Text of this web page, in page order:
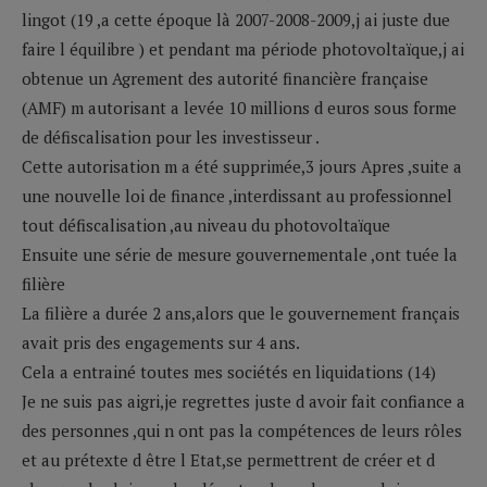
lingot (19 ,a cette époque là 2007-2008-2009,j ai juste due
faire l équilibre ) et pendant ma période photovoltaïque,j ai
obtenue un Agrement des autorité financière française
(AMF) m autorisant a levée 10 millions d euros sous forme
de défiscalisation pour les investisseur .
Cette autorisation m a été supprimée,3 jours Apres ,suite a
une nouvelle loi de finance ,interdissant au professionnel
tout défiscalisation ,au niveau du photovoltaïque
Ensuite une série de mesure gouvernementale ,ont tuée la
filière
La filière a durée 2 ans,alors que le gouvernement français
avait pris des engagements sur 4 ans.
Cela a entrainé toutes mes sociétés en liquidations (14)
Je ne suis pas aigri,je regrettes juste d avoir fait confiance a
des personnes ,qui n ont pas la compétences de leurs rôles
et au prétexte d être l Etat,se permettrent de créer et d